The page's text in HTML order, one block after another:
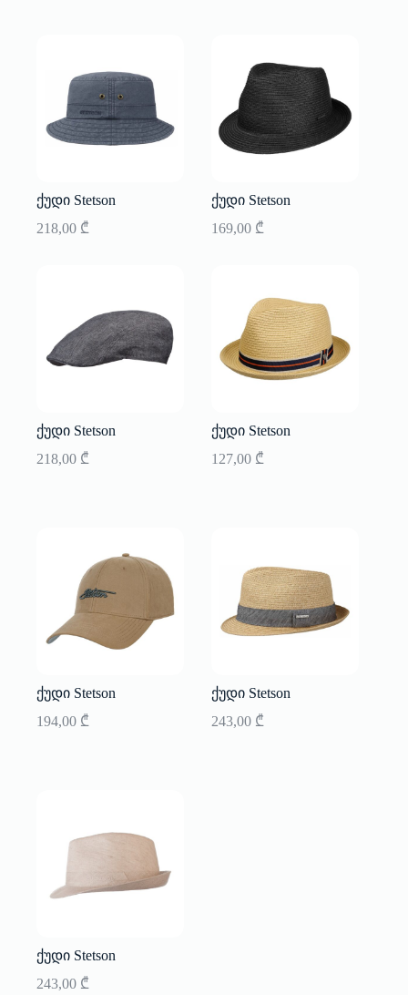
ქუდი Stetson
218,00 ₾
ქუდი Stetson
169,00 ₾
ქუდი Stetson
218,00 ₾
ქუდი Stetson
127,00 ₾
ქუდი Stetson
194,00 ₾
ქუდი Stetson
243,00 ₾
ქუდი Stetson
243,00 ₾